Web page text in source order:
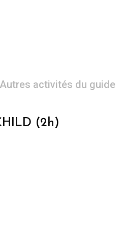
Autres activités du guide
(2h)